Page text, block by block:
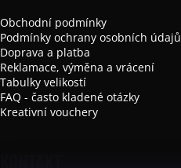
Obchodní podmínky
Podmínky ochrany osobních údajů
Doprava a platba
Reklamace, výměna a vrácení
Tabulky velikostí
FAQ - často kladené otázky
Kreativní vouchery